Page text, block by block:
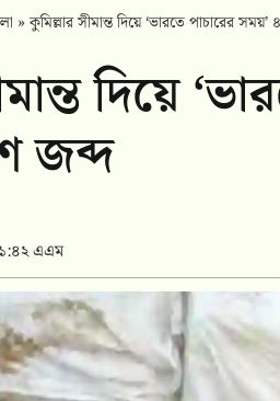
»কুমিল্লার সীমান্ত দিয়ে ‘ভারতে পাচারের
দিয়ে
জব্দ
এএম